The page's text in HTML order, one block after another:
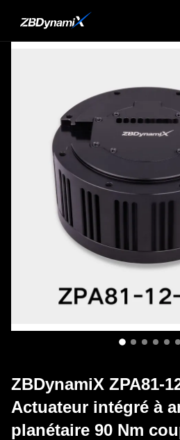
ZBDynamiX ZPA81-
Actuateur intégré à
planétaire 90 Nm